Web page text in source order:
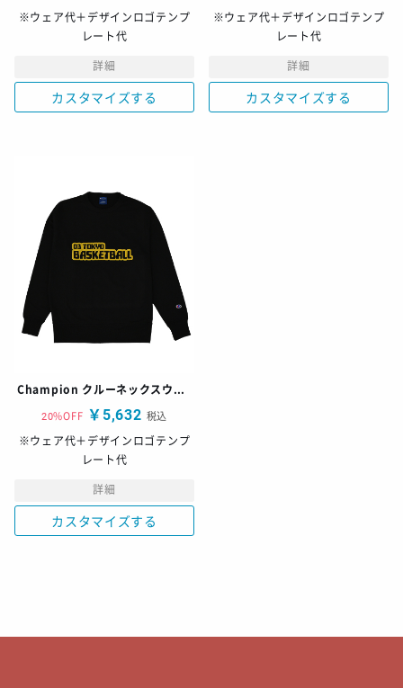
※ウェア代＋デザインロゴテンプ
レート代
詳細
カスタマイズする
※ウェア代＋デザインロゴテンプ
レート代
詳細
カスタマイズする
Champion クルーネックスウェットシャツ
20%OFF ￥5,632 税込
※ウェア代＋デザインロゴテンプ
レート代
詳細
カスタマイズする